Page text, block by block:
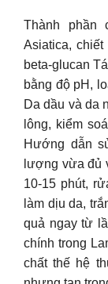
Thành phần
Asiatica,
beta-glucan
bằng độ pH,
Da dầu và da
lông, kiểm
Hướng dẫn
lượng vừa đủ
10-15 phút,
làm dịu da,
quả ngay từ
chính trong
chất thế hệ